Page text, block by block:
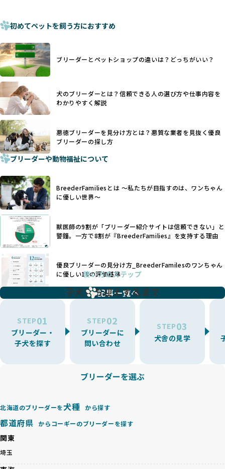
少なくなく、消費者にとって選択の判断が難しい現状があり
さらに、書類審査のみで掲載が許可されるサイトが多く、実
際の飼育環境やブリーダーの姿勢が見えにくい点も課題で
す。こうしたサイトでは、ブリーダーが記載する情報が主で
あり、実際の現場や日々のケアの状況がわからないため、営
利優先の「悪徳ブリーダー」が含まれるリスクが高まりま
す。
BreederFamiliesでは、ワンちゃんを大切にする「優良ブリ
ーダー」のみを紹介するために、法令を超えた独自の基準を
設け、ブリーダーの理念や飼育環境の厳格なチェックを行っ
ています。
一部の営利優先のブリーディングでは、母犬の出産負担を考
えずに大量繁殖が行われ、親犬が心身ともに疲弊するケース
が見られます。さらに、コストカットのために食事を減らし
たり、栄養のない食事を与える、適切な健康管理が行われな
いなど、ワンちゃんの健康と福祉が犠牲にされることも少な
くありません。
また、健康リスクが予測しづらいミックス犬の繁殖や、愛情
が行き届かない多頭飼育等も問題です。これらのブリーディ
ング手法は、ワンちゃんの福祉を無視し、利益のみを追求す
るブリーダーによるものが多く、消費者にとっても深刻な課
題となっています。
BreederFamiliesでは、こうしたワンちゃんに優しくないブ
リーディングをなくすため、すべてのワンちゃんを家族のよ
うに大切に飼育・繁殖を行っている「優良ブリーダー」のみ
BreederFamiliesでは、アニマルウェルフェアを最優先に考
えた6つの絶対基準と12の総合基準を設定しています。これに
ことを徹底しています。
BreederFamiliesでは、以下の6項目を必須条件とし、これら
基づいた責任あるブリーディングを確保しています。
さらに、健康管理、社会性の育成、遺伝子検査、食事や運動
の質など、ワンちゃんの心身に配慮した飼育環境が整ってい
るかを評価する12項目の総合基準を設けています。これによ
り、より高い基準をクリアしたブリーダーだけを厳選してい
手段でもあるため、切断されることで他の犬や人間との意思
ヨーロッパ諸国ではこうした処置が禁止されている一方で、
日本ではいまだ行われる場合があります。
優良ブリーダーは動物福祉を優先し、ワンちゃんの自然な姿
を大切にするため断尾・断耳を行いません。
一方、営利優先ブリーダーでは「見た目が良く売れやすい」
ことを理由に断尾や断耳を行うことがあり、中には麻酔なし
で処置するケースも見受けられます。
「耳やしっぽを切らない」詳細はこちら
犬種ごとに異なる健康リスクや育て方のポイントを理解し、
適切に対応するためには、深い知識と豊富な経験が欠かせま
せん。現在、犬種は200種類以上あり、それぞれに特有の健康
たとえば、パグは呼吸器系のトラブルを抱えやすく、ラブラ
ドール・レトリバーには股関節形成不全への注意が必要で
す。このような犬種ごとの違いを熟知し、適切なケアを提供
できるかどうかは、ブリーダーの専門性に大きく関わりま
す。
優良ブリーダーは、少数の犬種（一般的に3種以内）に絞って
繁殖を行い、各犬種の特徴を熟知しています。これにより、
犬種ごとの健康管理や繁殖において質の高いケアを提供する
ことが可能です。
一方、営利優先ブリーダーは流行や需要に応じて扱う犬種を
増やす傾向があり、犬種ごとに異なる健康問題や適切な育成
環境を十分に考慮しない場合があります。こうしたブリーダ
たりストレスを抱えたりするリスクが高まります。
「少数の犬種に集中」の詳細はこちら
すが、無計画な交配には健康リスクが伴います。異なる犬種
の特徴を持つことで予測しにくい健康問題が発生する可能性
が高く、診断や治療も複雑化する場合があります。また、ミ
待する理想と現実が大きく異なることも少なくありません。
健康と性格を次世代に引き継ぐために、ミックス犬の繁殖を
避けます。無計画な交配がもたらすリスクを理解し、飼い主
殖を徹底しているのです。
初めてペットを飼う方におすすめ
ブリーダーとペットショップの違いは？どっちがいい？
犬のブリーダーとは？信頼できる人の選び方や仕事内容を
わかりやすく解説
悪徳ブリーダーを見分け方とは？悪質な業者を見抜く優良
ブリーダーの探し方
ブリーダーや動物福祉について
BreederFamiliesとは 〜私たちが目指すのは、ワンちゃん
に優しい世界〜
獣医師の9割が「ブリーダー紹介サイトは信頼できない」と
警鐘。一方で8割が『BreederFamilies』を支持する理由
優良ブリーダーの見分け方_BreederFamilesのワンちゃん
に優しい18の評価基準
記事一覧へ
使い方のステップ
子犬をお迎えするまで
STEP01
ブリーダー・
子犬を探す
STEP02
ブリーダーに
問い合わせ
STEP03
犬舎の見学
ブリーダーを選ぶ
北海道のブリーダーを犬種 から探す
都道府県 からコーギーのブリーダーを探す
関東
埼玉